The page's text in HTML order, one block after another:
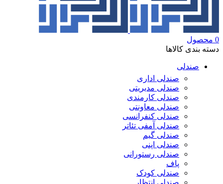
0 محصول
دسته بندی کالاها
صندلی
صندلی اداری
صندلی مدیریتی
صندلی کارمندی
صندلی معاونتی
صندلی کنفرانسی
صندلی آمفی تئاتر
صندلی گیم
صندلی اپنی
صندلی رستورانی
پاف
صندلی کودک
صندلی انتظار